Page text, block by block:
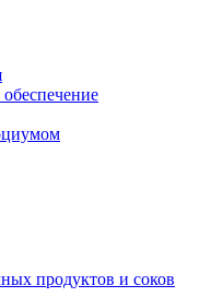
продуктов и соков